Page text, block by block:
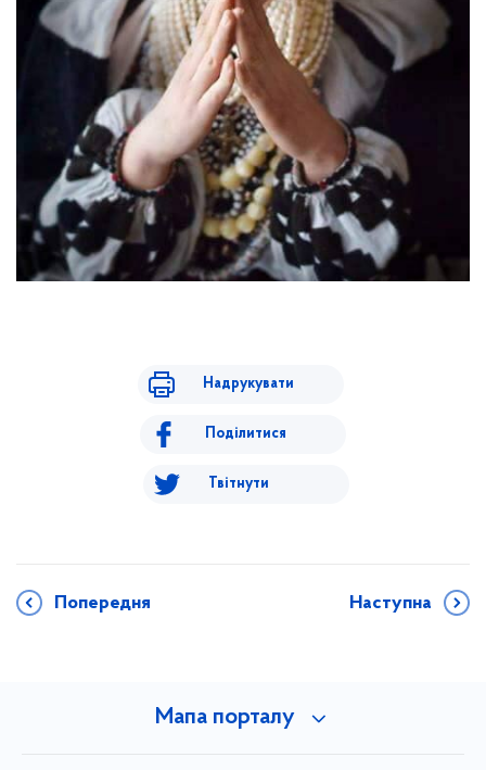
Надрукувати
Поділитися
Твітнути
Попередня Наступна
Мапа порталу